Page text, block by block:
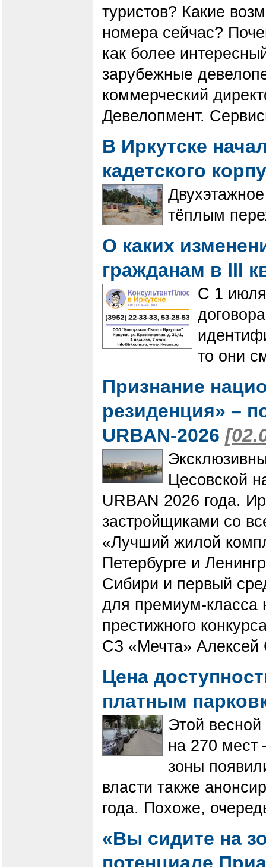
туристов? Какие
номера сейчас?
как более
зарубежные
коммерческий
Девелопмент.
В Иркутске
кадетского
тёплым
О каких
гражданам в III
С 1
то они
Признание
резиденция» –
URBAN-2026
Цесовской
URBAN 2026 года.
застройщиками со
«Лучший жилой
Петербурге и
Сибири и первый
для премиум-класса
престижного
СЗ «Мечта» Алексей
Цена
платным
Этой весной
на 270 мест
зоны
власти также
года. Похоже,
«Вы сидите на